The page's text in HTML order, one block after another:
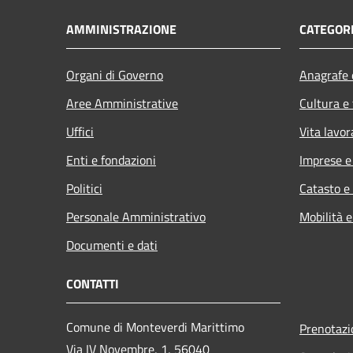
AMMINISTRAZIONE
Organi di Governo
Aree Amministrative
Uffici
Enti e fondazioni
Politici
Personale Amministrativo
Documenti e dati
Cultura
Vita
Imprese
Catasto
Mobilità
CONTATTI
Comune di Monteverdi Marittimo
Via IV Novembre, 1, 56040